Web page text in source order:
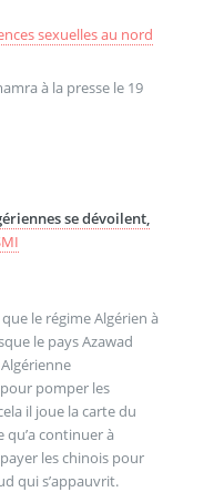
sexuelles au nord
à la presse le 19
se dévoilent,
le régime Algérien à
le pays Azawad
pomper les
il joue la carte du
continuer à
les chinois pour
qui s’appauvrit.